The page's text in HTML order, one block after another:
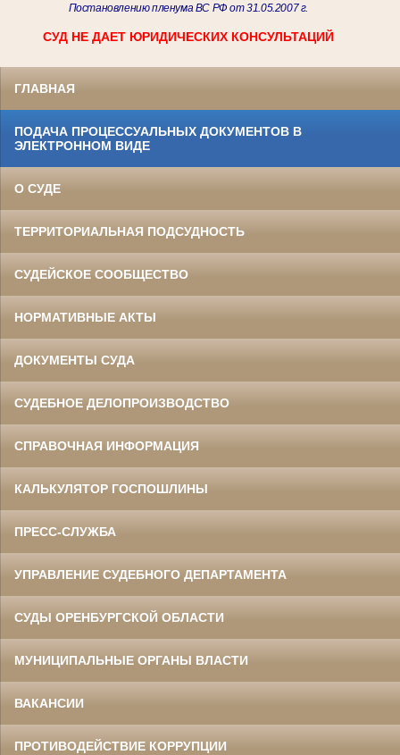
Постановлению пленума ВС РФ от 31.05.2007 г.
СУД НЕ ДАЕТ ЮРИДИЧЕСКИХ КОНСУЛЬТАЦИЙ
ГЛАВНАЯ
ПОДАЧА ПРОЦЕССУАЛЬНЫХ ДОКУМЕНТОВ В
ЭЛЕКТРОННОМ ВИДЕ
О СУДЕ
ТЕРРИТОРИАЛЬНАЯ ПОДСУДНОСТЬ
СУДЕЙСКОЕ СООБЩЕСТВО
НОРМАТИВНЫЕ АКТЫ
ДОКУМЕНТЫ СУДА
СУДЕБНОЕ ДЕЛОПРОИЗВОДСТВО
СПРАВОЧНАЯ ИНФОРМАЦИЯ
КАЛЬКУЛЯТОР ГОСПОШЛИНЫ
ПРЕСС-СЛУЖБА
УПРАВЛЕНИЕ СУДЕБНОГО ДЕПАРТАМЕНТА
СУДЫ ОРЕНБУРГСКОЙ ОБЛАСТИ
МУНИЦИПАЛЬНЫЕ ОРГАНЫ ВЛАСТИ
ВАКАНСИИ
ПРОТИВОДЕЙСТВИЕ КОРРУПЦИИ